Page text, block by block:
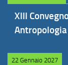
XIII
22 Gennaio 2027